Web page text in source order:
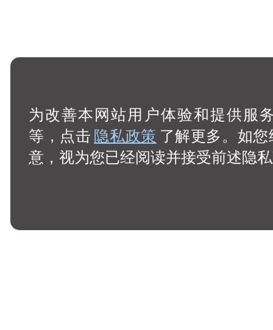
为改善本网站用户体验和提供服
等，点击隐私政策 了解更多。如
意，视为您已经阅读并接受前述隐